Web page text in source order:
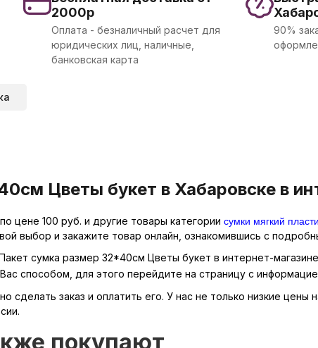
2000р
Оплата - безналичный расчет для
юридических лиц, наличные,
банковская карта
90%
Цветы букет в Хабаровске в
цене 100 руб. и другие товары категории сумки мягкий
выбор и закажите товар онлайн, ознакомившись с
сумка размер 32*40см Цветы букет в интернет-
способом, для этого перейдите на страницу с
сделать заказ и оплатить его. У нас не только низкие
покупают